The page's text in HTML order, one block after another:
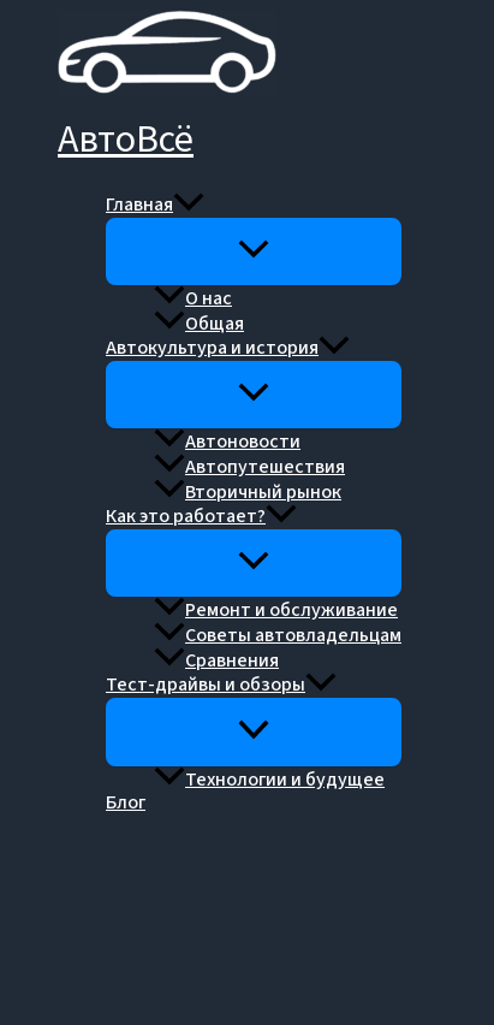
содержимому
АвтоВсё
Главная
О нас
Общая
Автокультура и история
Автоновости
Автопутешествия
Вторичный рынок
Как это работает?
Ремонт и обслуживание
Советы автовладельцам
Сравнения
Тест-драйвы и обзоры
Технологии и будущее
Блог